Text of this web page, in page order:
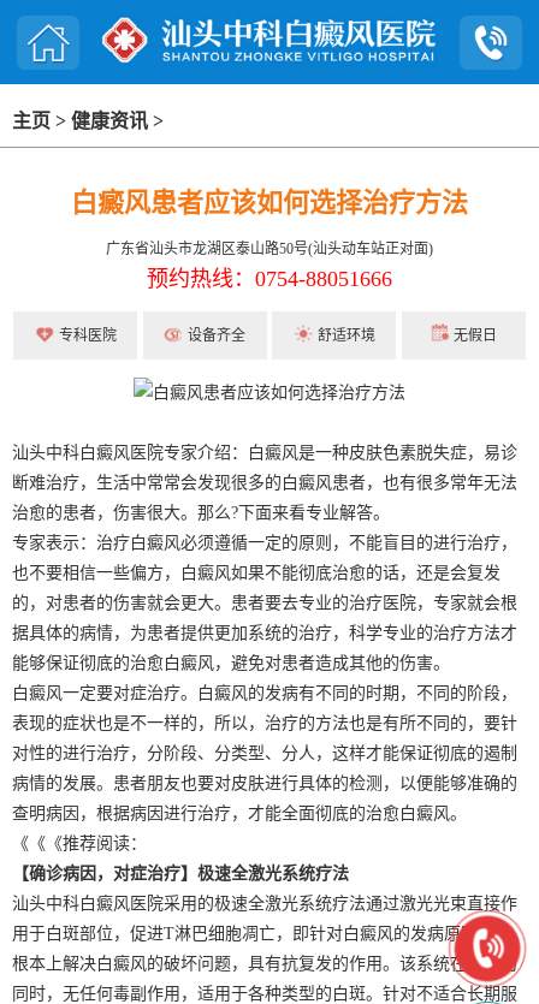
主页 > 健康资讯 >
白癜风患者应该如何选择治疗方法
广东省汕头市龙湖区泰山路50号(汕头动车站正对面)
预约热线：0754-88051666
专科医院 设备齐全 舒适环境 无假日
汕头中科白癜风医院专家介绍：白癜风是一种皮肤色素脱失症，易诊
断难治疗，生活中常常会发现很多的白癜风患者，也有很多常年无法
治愈的患者，伤害很大。那么?下面来看专业解答。
专家表示：治疗白癜风必须遵循一定的原则，不能盲目的进行治疗，
也不要相信一些偏方，白癜风如果不能彻底治愈的话，还是会复发
的，对患者的伤害就会更大。患者要去专业的治疗医院，专家就会根
据具体的病情，为患者提供更加系统的治疗，科学专业的治疗方法才
能够保证彻底的治愈白癜风，避免对患者造成其他的伤害。
白癜风一定要对症治疗。白癜风的发病有不同的时期，不同的阶段，
表现的症状也是不一样的，所以，治疗的方法也是有所不同的，要针
对性的进行治疗，分阶段、分类型、分人，这样才能保证彻底的遏制
病情的发展。患者朋友也要对皮肤进行具体的检测，以便能够准确的
查明病因，根据病因进行治疗，才能全面彻底的治愈白癜风。
《《《推荐阅读：
【确诊病因，对症治疗】极速全激光系统疗法
汕头中科白癜风医院采用的极速全激光系统疗法通过激光光束直接作
用于白斑部位，促进T淋巴细胞凋亡，即针对白癜风的发病原因，从
根本上解决白癜风的破坏问题，具有抗复发的作用。该系统在治疗的
同时，无任何毒副作用，适用于各种类型的白斑。针对不适合长期服